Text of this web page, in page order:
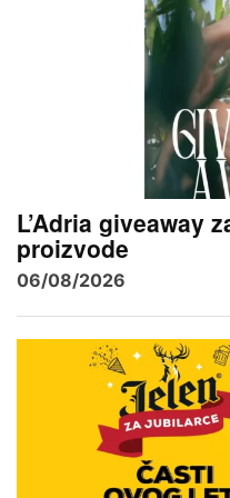
L’Adria giveaway
proizvode
06/08/2026